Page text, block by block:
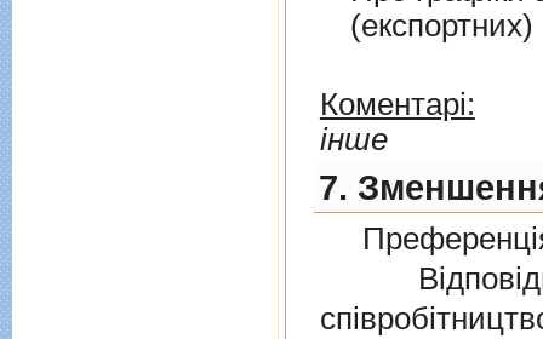
Коментарі:
інше
7.